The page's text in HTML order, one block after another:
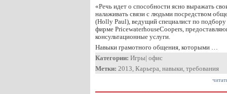
«Речь идет о способности ясно выражать
налаживать связи с людьми посредством
(Holly Paul), ведущий специалист по
фирме PricewaterhouseCoopers,
консультационные услуги.
Навыки грамотного общения, которыми …
Категории: Игры| офис
Метки: 2013, Карьера, навыки, требования